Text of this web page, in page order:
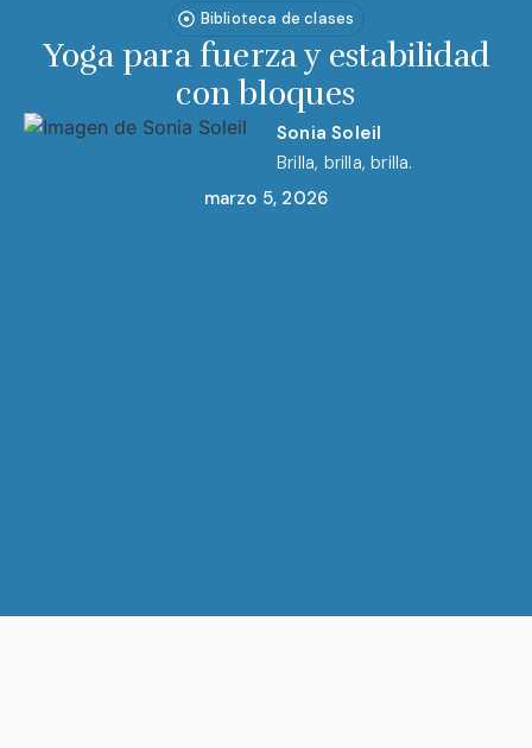
Biblioteca de clases
Yoga para fuerza y estabilidad
con bloques
marzo 5, 2026
Sonia Soleil
Brilla, brilla, brilla.